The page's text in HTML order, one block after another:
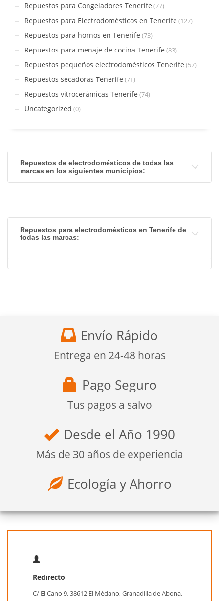
Repuestos para Congeladores Tenerife (77)
Repuestos para Electrodomésticos en Tenerife (127)
Repuestos para hornos en Tenerife (73)
Repuestos para menaje de cocina Tenerife (83)
Repuestos pequeños electrodomésticos Tenerife (57)
Repuestos secadoras Tenerife (71)
Repuestos vitrocerámicas Tenerife (74)
Uncategorized (0)
Repuestos de electrodomésticos de todas las
marcas en los siguientes municipios:
Repuestos para electrodomésticos en Tenerife de
todas las marcas:
Envío Rápido
Entrega en 24-48 horas
Pago Seguro
Tus pagos a salvo
Desde el Año 1990
Más de 30 años de experiencia
Ecología y Ahorro
Redirecto
C/ El Cano 9, 38612 El Médano, Granadilla de Abona,